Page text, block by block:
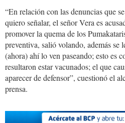
“En relación con las denuncias que
quiero señalar, el señor Vera es
promover la quema de los
preventiva, salió volando, además
(ahora) ahí lo ven paseando; esto es
resultaron estar vacunados; el que
aparecer de defensor”, cuestionó el
prensa.